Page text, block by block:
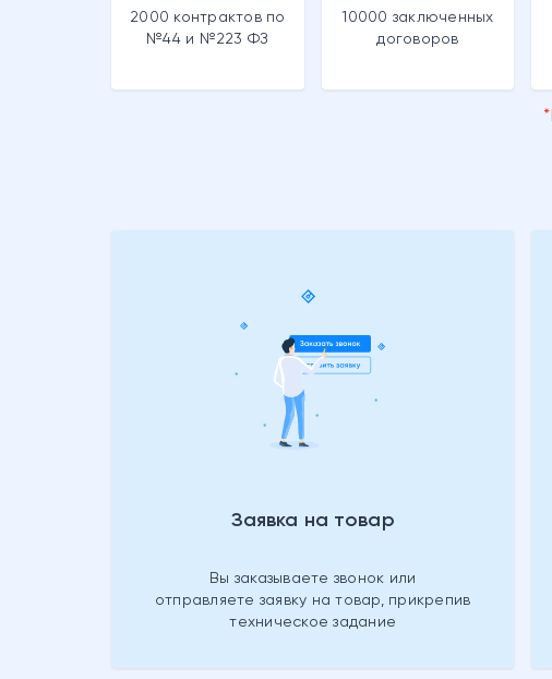
2000 контрактов по
№44 и №223 ФЗ
10000 заключенных
договоров
Заявка на товар
Вы заказываете звонок или
отправляете заявку на товар, прикрепив
техническое задание